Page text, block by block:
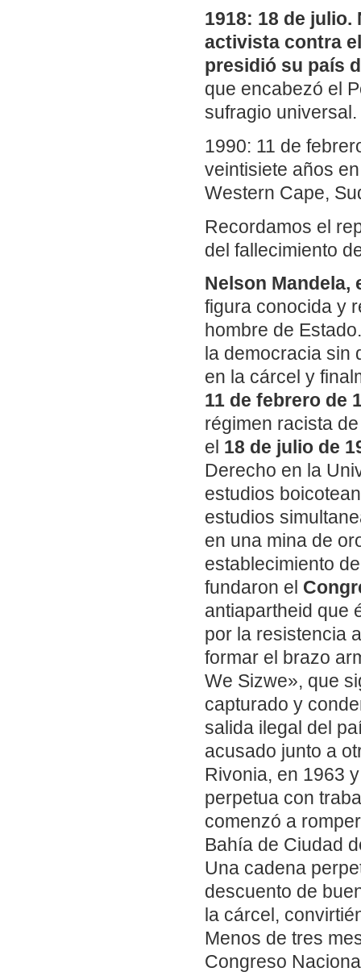
1918: 18 de julio.
activista contra
presidió su país
que encabezó el
sufragio universal.
1990: 11 de
veintisiete años
Western Cape,
Recordamos el
del fallecimiento
Nelson Mandela,
figura conocida y
hombre de
la democracia sin
en la cárcel y
11 de febrero de
régimen racista
el 18 de julio de
Derecho en la
estudios
estudios
en una mina de
establecimiento
fundaron el
antiapartheid que
por la resistencia
formar el brazo
We Sizwe», que
capturado y
salida ilegal del
acusado junto a
Rivonia, en 1963
perpetua con
comenzó a
Bahía de Ciudad
Una cadena
descuento de
la cárcel,
Menos de tres
Congreso